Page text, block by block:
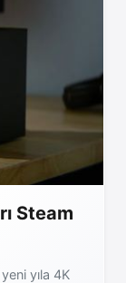
Steam
yıla 4K